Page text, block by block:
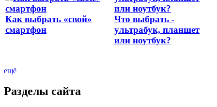
Как выбрать «свой»
смартфон
Что выбрать -
ультрабук, планшет
или ноутбук?
ещё
Разделы сайта